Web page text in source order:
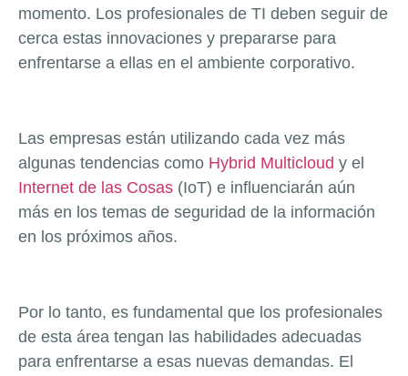
momento. Los profesionales de TI deben seguir de
cerca estas innovaciones y prepararse para
enfrentarse a ellas en el ambiente corporativo.
Las empresas están utilizando cada vez más
algunas tendencias como Hybrid Multicloud y el
Internet de las Cosas (IoT) e influenciarán aún
más en los temas de seguridad de la información
en los próximos años.
Por lo tanto, es fundamental que los profesionales
de esta área tengan las habilidades adecuadas
para enfrentarse a esas nuevas demandas. El